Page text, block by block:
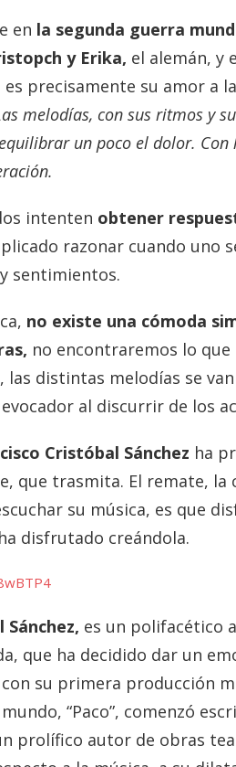
en la segunda guerra
y Erika, el alemán, y
precisamente su amor a
melodías, con sus ritmos y
un poco el dolor. Con
intenten obtener
razonar cuando uno
sentimientos.
no existe una cómoda
no encontraremos lo que
las distintas melodías se
al discurrir de los
Cristóbal Sánchez ha
que trasmita. El remate,
su música, es que
disfrutado creándola.
Sánchez, es un polifacético
que ha decidido dar un
su primera producción
“Paco”, comenzó
prolífico autor de obras